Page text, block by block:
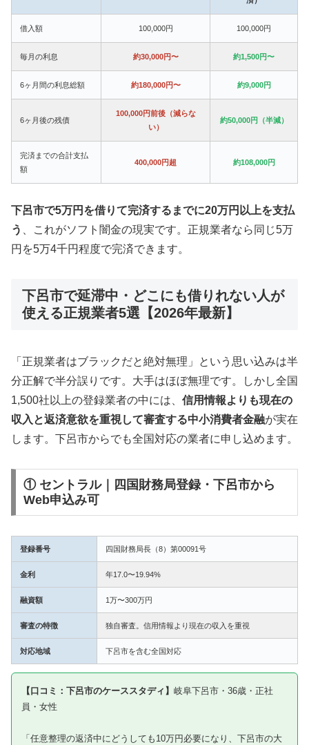
借入額 100,000円 100,000円
毎月の利息 約30,000円〜 約1,500円〜
6ヶ月間の利息総額 約180,000円〜 約9,000円
6ヶ月後の残債
100,000円前後（減らな
い）
約50,000円（半減）
完済までの合計支払
額
400,000円超 約108,000円
下呂市で5万円を借りて完済するまでに20万円以上を支払
う
、これがソフト闇金の現実です。正規業者なら同じ5万
円を5万4千円程度で完済できます。
下呂市で延滞中・どこにも借りれない人が
使える正規業者5選【2026年最新】
「正規業者はブラックだと絶対無理」という思い込みは半
分正解で半分誤りです。大手はほぼ無理です。しかし全国
1,500社以上の登録業者の中には、 信用情報よりも現在の
収入と返済意欲を重視して審査する中小消費者金融が実在
します。下呂市からでも全国対応の業者に申し込めます。
① セントラル｜四国財務局登録・下呂市から
Web申込み可
登録番号 四国財務局長（8）第00091号
金利 年17.0〜19.94%
融資額 1万〜300万円
審査の特徴 独自審査。信用情報より現在の収入を重視
対応地域 下呂市を含む全国対応
【口コミ：下呂市のケーススタディ】 岐阜下呂市・36歳・正社
員・女性
「任意整理の返済中にどうしても10万円必要になり、下呂市の大